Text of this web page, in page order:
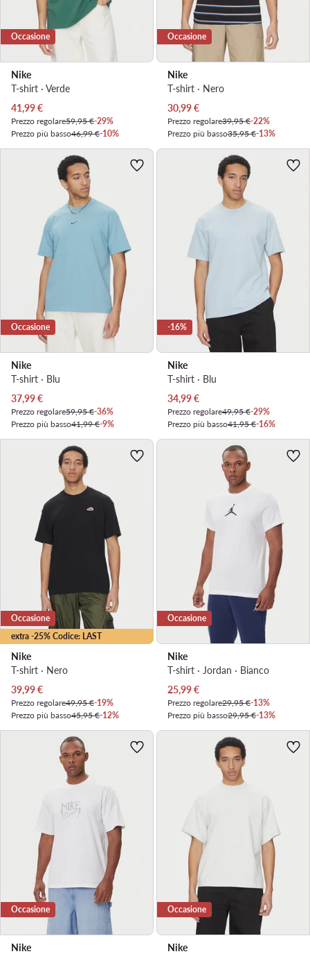
Occasione
Nike
T-shirt · Verde
Prezzo attuale
41,99€
Prezzo regolare59,95 €-29%
Prezzo più basso46,99 €-10%
Occasione
Nike
T-shirt · Nero
Prezzo attuale
30,99€
Prezzo regolare39,95 €-22%
Prezzo più basso35,95 €-13%
Occasione
Nike
T-shirt · Blu
Prezzo attuale
37,99€
Prezzo regolare59,95 €-36%
Prezzo più basso41,99 €-9%
-16%
Nike
T-shirt · Blu
Prezzo attuale
34,99€
Prezzo regolare49,95 €-29%
Prezzo più basso41,95 €-16%
extra -25% Codice: LAST
Occasione
Nike
T-shirt · Nero
Prezzo attuale
39,99€
Prezzo regolare49,95 €-19%
Prezzo più basso45,95 €-12%
Occasione
Nike
T-shirt · Jordan · Bianco
Prezzo attuale
25,99€
Prezzo regolare29,95 €-13%
Prezzo più basso29,95 €-13%
Occasione
Nike
Occasione
Nike